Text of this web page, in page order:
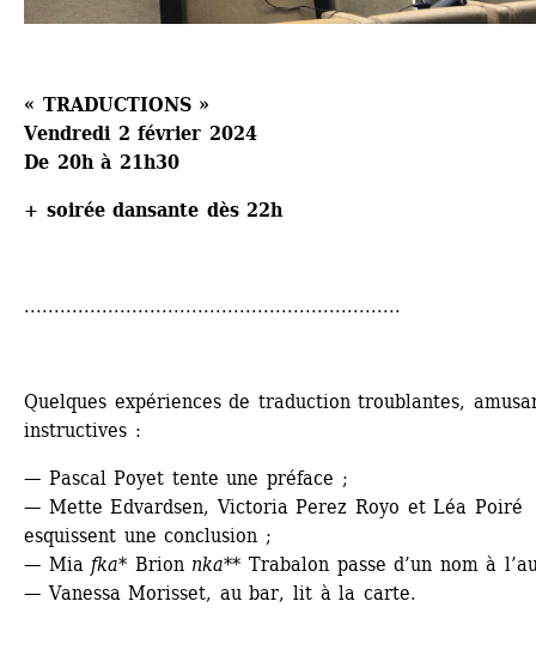
« TRADUCTIONS »
Vendredi 2 février 2024
De 20h à 21h30
+ soirée dansante dès 22h
...............................................................
Quelques expériences de traduction troublantes,
instructives :
— Pascal Poyet tente une préface ;
— Mette Edvardsen, Victoria Perez Royo et Léa Poiré
esquissent une conclusion ;
— Mia fka* Brion nka** Trabalon passe d’un nom à
— Vanessa Morisset, au bar, lit à la carte.